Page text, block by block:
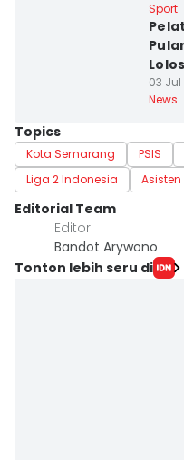
Sport
03 Jul
News
Topics
Kota Semarang PSIS
Liga 2 Indonesia
Asisten
Editorial Team
Editor
Bandot Arywono
Tonton lebih seru di